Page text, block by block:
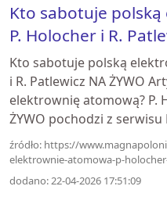
Kto sabotuje
P. Holocher i R.
Kto sabotuje polską
i R. Patlewicz NA ŻYWO
elektrownię atomową? P.
ŻYWO pochodzi z
źródło: https://
elektrownie-atomowa-p-
dodano: 22-04-2026 17:51:09